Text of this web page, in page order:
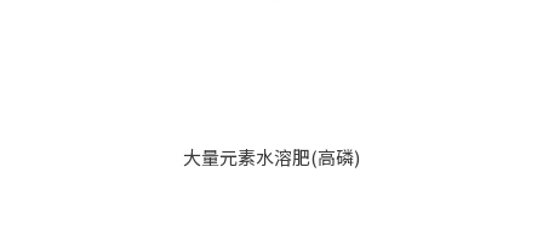
大量元素水溶肥(高磷)